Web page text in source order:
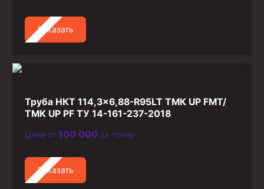
Заказать
Труба НКТ 114,3×6,88-R95LT ТМК UP FMT/
ТМК UP PF ТУ 14-161-237-2018
Цена от 100 000 за тонну
Заказать